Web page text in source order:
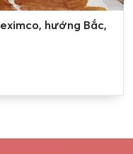
hướng Bắc,